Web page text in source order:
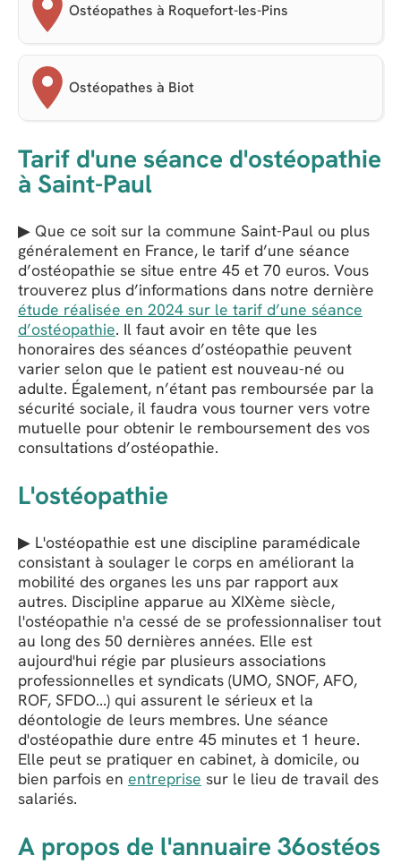
Ostéopathes à Roquefort-les-Pins
Ostéopathes à Biot
Tarif d'une séance d'ostéopathie
à Saint-Paul
▶ Que ce soit sur la commune Saint-Paul ou plus
généralement en France, le tarif d’une séance
d’ostéopathie se situe entre 45 et 70 euros. Vous
trouverez plus d’informations dans notre dernière
étude réalisée en 2024 sur le tarif d’une séance
d’ostéopathie. Il faut avoir en tête que les
honoraires des séances d’ostéopathie peuvent
varier selon que le patient est nouveau-né ou
adulte. Également, n’étant pas remboursée par la
sécurité sociale, il faudra vous tourner vers votre
mutuelle pour obtenir le remboursement des vos
consultations d’ostéopathie.
L'ostéopathie
▶ L'ostéopathie est une discipline paramédicale
consistant à soulager le corps en améliorant la
mobilité des organes les uns par rapport aux
autres. Discipline apparue au XIXème siècle,
l'ostéopathie n'a cessé de se professionnaliser tout
au long des 50 dernières années. Elle est
aujourd'hui régie par plusieurs associations
professionnelles et syndicats (UMO, SNOF, AFO,
ROF, SFDO...) qui assurent le sérieux et la
déontologie de leurs membres. Une séance
d'ostéopathie dure entre 45 minutes et 1 heure.
Elle peut se pratiquer en cabinet, à domicile, ou
bien parfois en entreprise sur le lieu de travail des
salariés.
A propos de l'annuaire 36ostéos